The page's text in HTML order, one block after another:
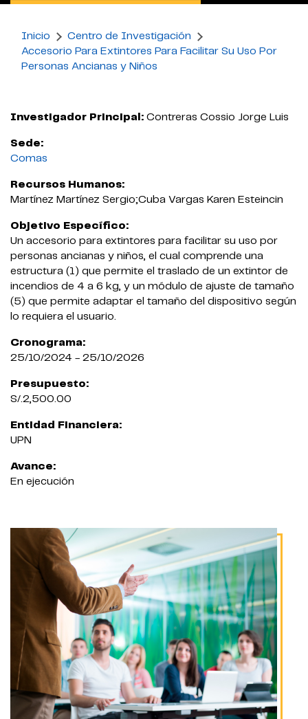
Inicio
Centro de Investigación
Accesorio Para Extintores Para Facilitar Su Uso Por
Personas Ancianas y Niños
Investigador Principal: Contreras Cossio Jorge Luis
Sede:
Comas
Recursos Humanos:
Martínez Martínez Sergio;Cuba Vargas Karen Esteincin
Objetivo Específico:
Un accesorio para extintores para facilitar su uso por
personas ancianas y niños, el cual comprende una
estructura (1) que permite el traslado de un extintor de
incendios de 4 a 6 kg, y un módulo de ajuste de tamaño
(5) que permite adaptar el tamaño del dispositivo según
lo requiera el usuario.
Cronograma:
25/10/2024 - 25/10/2026
Presupuesto:
S/.2,500.00
Entidad Financiera:
UPN
Avance:
En ejecución